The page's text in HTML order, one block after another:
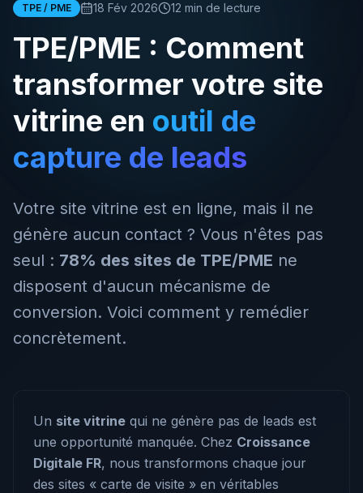
TPE / PME 18 Fév 2026 12 min de lecture
TPE/PME : Comment
transformer votre site
vitrine en outil de
capture de leads
Votre site vitrine est en ligne, mais il ne
génère aucun contact ? Vous n'êtes pas
seul : 78% des sites de TPE/PME ne
disposent d'aucun mécanisme de
conversion. Voici comment y remédier
concrètement.
Un site vitrine qui ne génère pas de leads est
une opportunité manquée. Chez Croissance
Digitale FR, nous transformons chaque jour
des sites « carte de visite » en véritables